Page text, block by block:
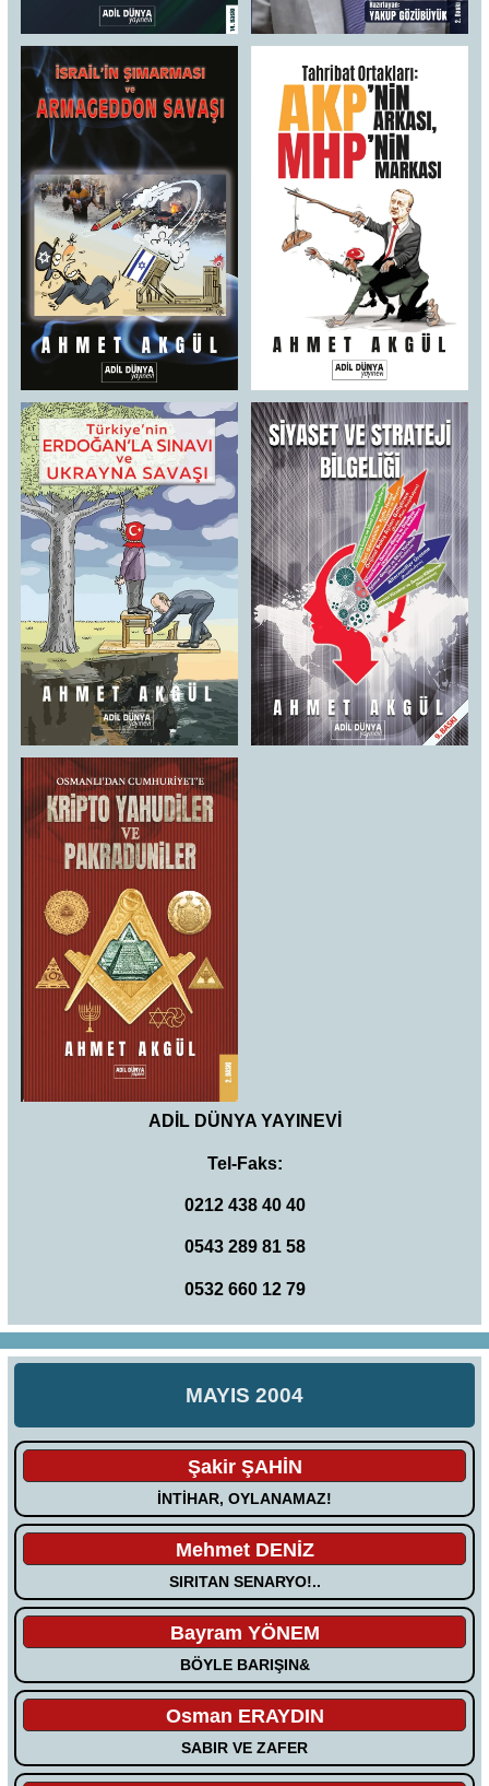
ADİL DÜNYA YAYINEVİ
Tel-Faks:
0212 438 40 40
0543 289 81 58
0532 660 12 79
MAYIS 2004
Şakir ŞAHİN
İNTİHAR, OYLANAMAZ!
Mehmet DENİZ
SIRITAN SENARYO!..
Bayram YÖNEM
BÖYLE BARIŞIN&
Osman ERAYDIN
SABIR VE ZAFER